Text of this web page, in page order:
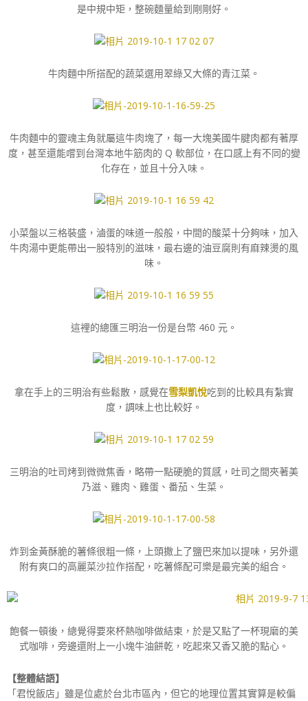
是中規中矩，整碗麵量給到剛剛好。
牛肉麵中所搭配的蔬菜選用翠綠又大條的青江菜。
牛肉麵中的靈魂主角就屬這牛肉塊了，每一大塊美國牛腱肉都有著厚
度，甚至還能嚐到台灣本地牛筋肉的 Q 軟部位，在口感上有不同的變
化存在，並且十分入味。
小菜盤以三格裝盛，滷蛋的味道一般般，中間的酸菜十分夠味，加入
牛肉湯中更能帶出一股特別的滋味，最右邊的油豆腐則有麻辣燙的風
味。
這裡的總匯三明治一份是台幣 460 元。
拿在手上的三明治有些鬆散，感覺在雪梨凱悅吃到的比較具有紮實
度，調味上也比較好。
三明治的吐司烤到微微焦香，略帶一點硬脆的質感，吐司之間夾著美
乃滋、雞肉、雞蛋、番茄、生菜。
炸到金黃酥脆的薯條很粗一條，上頭撒上了鹽巴來加以提味，另外還
附有爽口的高麗菜沙拉作搭配，吃薯條配可樂是最完美的組合。
飽餐一頓後，總覺得要來杯熱咖啡做結束，於是又點了一杯現磨的美
式咖啡，旁邊還附上一小塊牛油餅乾，吃起來又香又脆的點心。
【整體結語】
「君悅飯店」雖是位處於台北市區內，但它的地理位置其實算是較偏